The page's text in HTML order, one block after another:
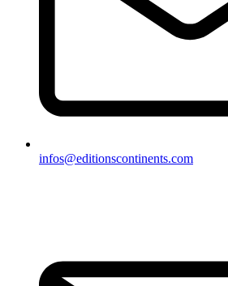
infos@editionscontinents.com